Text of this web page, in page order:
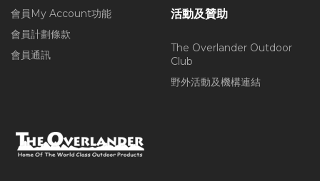
會員My Account功能
會員計劃條款
會員通訊
活動及贊助
The Overlander Outdoor
Club
野外活動及機構連結